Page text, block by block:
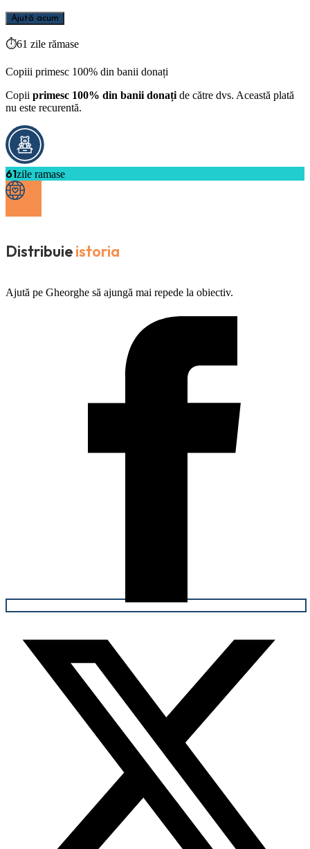
Ajută acum
⏱61 zile rămase
Copiii primesc 100% din banii donați
Copii primesc 100% din banii donați de către dvs. Această plată
nu este recurentă.
61zile ramase
Distribuieistoria
Ajută pe Gheorghe să ajungă mai repede la obiectiv.